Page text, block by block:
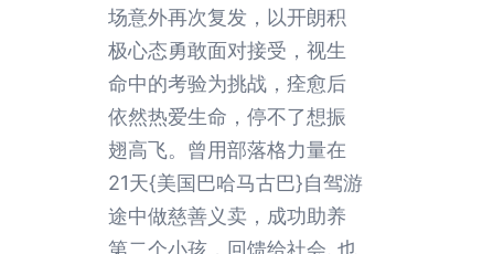
场意外再次复发，以开朗积
极心态勇敢面对接受，视生
命中的考验为挑战，痊愈后
依然热爱生命，停不了想振
翅高飞。曾用部落格力量在
21天{美国巴哈马古巴}自驾游
途中做慈善义卖，成功助养
第二个小孩，回馈给社会. 也